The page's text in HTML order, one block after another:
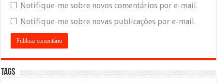
Notifique-me sobre novos comentários por e-mail.
Notifique-me sobre novas publicações por e-mail.
Tags